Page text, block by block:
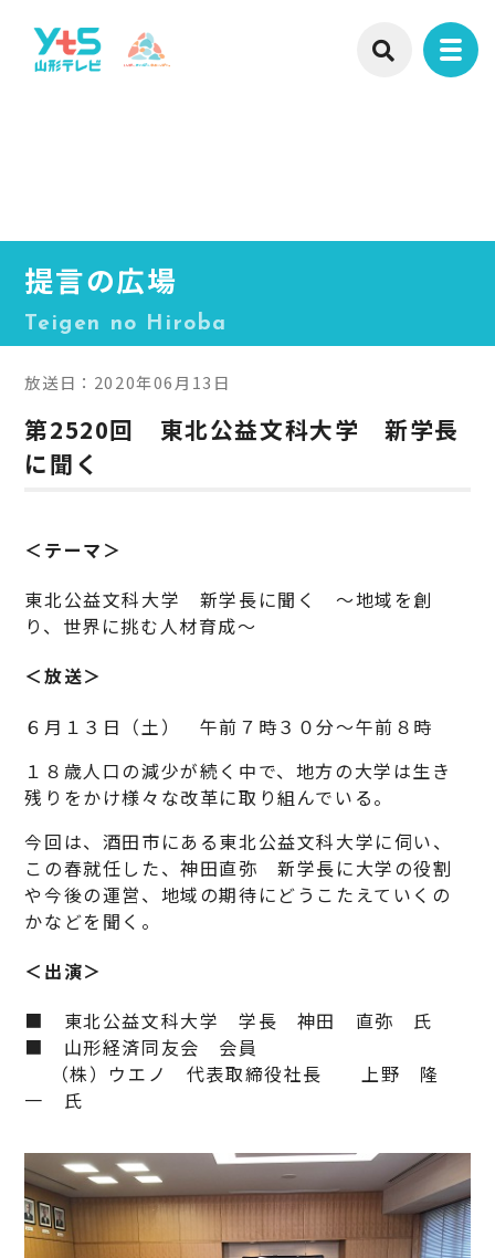
提言の広場
Teigen no Hiroba
放送日：2020年06月13日
第2520回 東北公益文科大学 新学長
に聞く
＜テーマ＞
東北公益文科大学 新学長に聞く ～地域を創
り、世界に挑む人材育成～
＜放送＞
６月１３日（土） 午前７時３０分～午前８時
１８歳人口の減少が続く中で、地方の大学は生き
残りをかけ様々な改革に取り組んでいる。
今回は、酒田市にある東北公益文科大学に伺い、
この春就任した、神田直弥 新学長に大学の役割
や今後の運営、地域の期待にどうこたえていくの
かなどを聞く。
＜出演＞
■ 東北公益文科大学 学長 神田 直弥 氏
■ 山形経済同友会 会員
（株）ウエノ 代表取締役社長 上野 隆
一 氏